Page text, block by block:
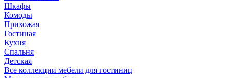
Шкафы
Комоды
Прихожая
Гостиная
Кухня
Спальня
Детская
Все коллекции мебели для гостиниц